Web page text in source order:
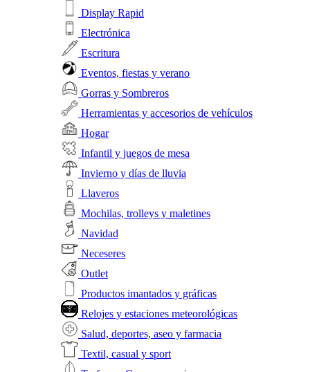
Display Rapid
Electrónica
Escritura
Eventos, fiestas y verano
Gorras y Sombreros
Herramientas y accesorios de vehículos
Hogar
Infantil y juegos de mesa
Invierno y días de lluvia
Llaveros
Mochilas, trolleys y maletines
Navidad
Neceseres
Outlet
Productos imantados y gráficas
Relojes y estaciones meteorológicas
Salud, deportes, aseo y farmacia
Textil, casual y sport